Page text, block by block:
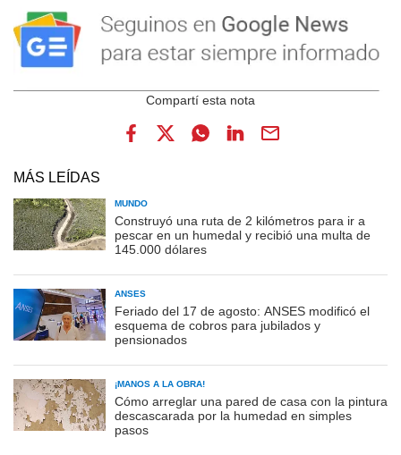
MÁS LEÍDAS
MUNDO
Construyó una ruta de 2 kilómetros para ir a
pescar en un humedal y recibió una multa de
145.000 dólares
ANSES
Feriado del 17 de agosto: ANSES modificó el
esquema de cobros para jubilados y
pensionados
¡MANOS A LA OBRA!
Cómo arreglar una pared de casa con la pintura
descascarada por la humedad en simples
pasos